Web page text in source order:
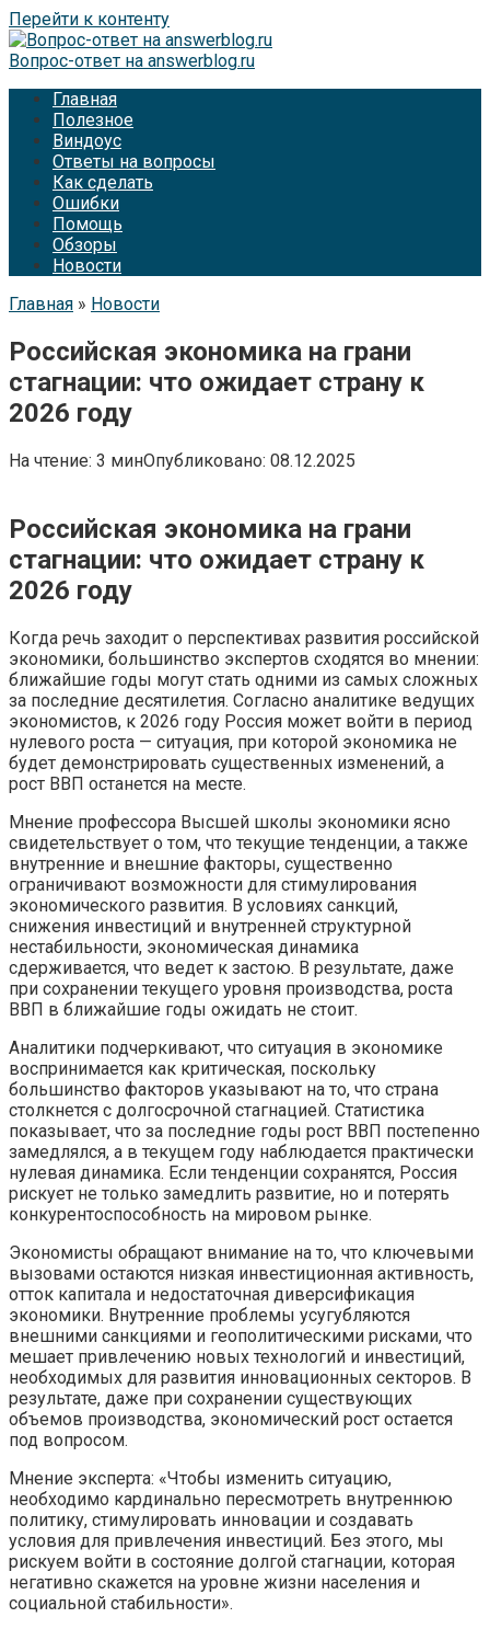
Перейти к контенту
Вопрос-ответ на answerblog.ru
Главная
Полезное
Виндоус
Ответы на вопросы
Как сделать
Ошибки
Помощь
Обзоры
Новости
Главная » Новости
Российская экономика на грани
стагнации: что ожидает страну к
2026 году
На чтение: 3 минОпубликовано: 08.12.2025
Российская экономика на грани
стагнации: что ожидает страну к
2026 году
Когда речь заходит о перспективах развития российской
экономики, большинство экспертов сходятся во мнении:
ближайшие годы могут стать одними из самых сложных
за последние десятилетия. Согласно аналитике ведущих
экономистов, к 2026 году Россия может войти в период
нулевого роста — ситуация, при которой экономика не
будет демонстрировать существенных изменений, а
рост ВВП останется на месте.
Мнение профессора Высшей школы экономики ясно
свидетельствует о том, что текущие тенденции, а также
внутренние и внешние факторы, существенно
ограничивают возможности для стимулирования
экономического развития. В условиях санкций,
снижения инвестиций и внутренней структурной
нестабильности, экономическая динамика
сдерживается, что ведет к застою. В результате, даже
при сохранении текущего уровня производства, роста
ВВП в ближайшие годы ожидать не стоит.
Аналитики подчеркивают, что ситуация в экономике
воспринимается как критическая, поскольку
большинство факторов указывают на то, что страна
столкнется с долгосрочной стагнацией. Статистика
показывает, что за последние годы рост ВВП постепенно
замедлялся, а в текущем году наблюдается практически
нулевая динамика. Если тенденции сохранятся, Россия
рискует не только замедлить развитие, но и потерять
конкурентоспособность на мировом рынке.
Экономисты обращают внимание на то, что ключевыми
вызовами остаются низкая инвестиционная активность,
отток капитала и недостаточная диверсификация
экономики. Внутренние проблемы усугубляются
внешними санкциями и геополитическими рисками, что
мешает привлечению новых технологий и инвестиций,
необходимых для развития инновационных секторов. В
результате, даже при сохранении существующих
объемов производства, экономический рост остается
под вопросом.
Мнение эксперта: «Чтобы изменить ситуацию,
необходимо кардинально пересмотреть внутреннюю
политику, стимулировать инновации и создавать
условия для привлечения инвестиций. Без этого, мы
рискуем войти в состояние долгой стагнации, которая
негативно скажется на уровне жизни населения и
социальной стабильности».